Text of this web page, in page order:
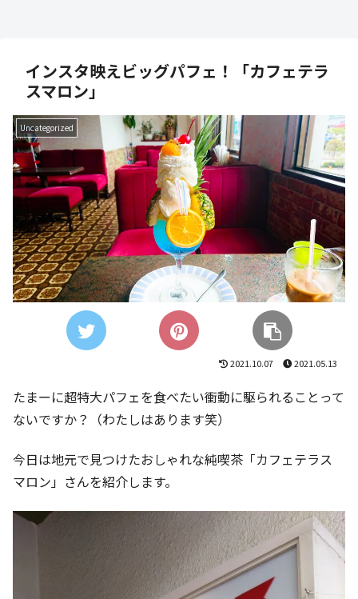
インスタ映えビッグパフェ！「カフェテラ
スマロン」
Uncategorized
2021.10.07 2021.05.13
たまーに超特大パフェを食べたい衝動に駆られることって
ないですか？（わたしはあります笑）
今日は地元で見つけたおしゃれな純喫茶「カフェテラス
マロン」さんを紹介します。